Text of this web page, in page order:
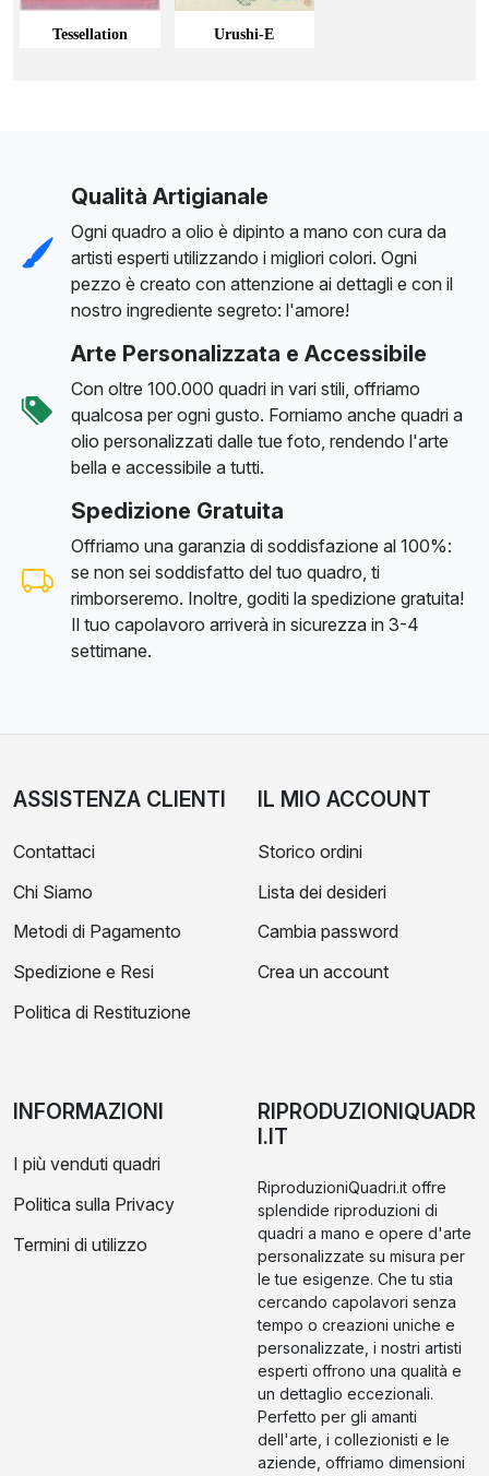
Tessellation Urushi-E
Qualità Artigianale
Ogni quadro a olio è dipinto a mano con cura da
artisti esperti utilizzando i migliori colori. Ogni
pezzo è creato con attenzione ai dettagli e con il
nostro ingrediente segreto: l'amore!
Arte Personalizzata e Accessibile
Con oltre 100.000 quadri in vari stili, offriamo
qualcosa per ogni gusto. Forniamo anche quadri a
olio personalizzati dalle tue foto, rendendo l'arte
bella e accessibile a tutti.
Spedizione Gratuita
Offriamo una garanzia di soddisfazione al 100%:
se non sei soddisfatto del tuo quadro, ti
rimborseremo. Inoltre, goditi la spedizione gratuita!
Il tuo capolavoro arriverà in sicurezza in 3-4
settimane.
ASSISTENZA CLIENTI
Contattaci
Chi Siamo
Metodi di Pagamento
Spedizione e Resi
Politica di Restituzione
IL MIO ACCOUNT
Storico ordini
Lista dei desideri
Cambia password
Crea un account
INFORMAZIONI
I più venduti quadri
Politica sulla Privacy
Termini di utilizzo
RIPRODUZIONIQUADR
I.IT
RiproduzioniQuadri.it offre
splendide riproduzioni di
quadri a mano e opere d'arte
personalizzate su misura per
le tue esigenze. Che tu stia
cercando capolavori senza
tempo o creazioni uniche e
personalizzate, i nostri artisti
esperti offrono una qualità e
un dettaglio eccezionali.
Perfetto per gli amanti
dell'arte, i collezionisti e le
aziende, offriamo dimensioni